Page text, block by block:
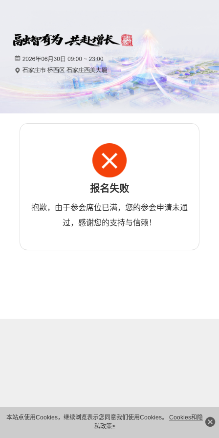
本站点使用Cookies，继续浏览表示您同意我们使用Cookies。 Cookies和隐
私政策>
报名失败
抱歉，由于参会席位已满，您的参会申请未通
过，感谢您的支持与信赖！